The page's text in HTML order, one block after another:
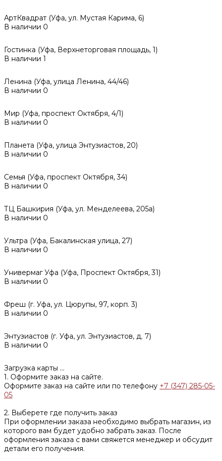
АртКвадрат (Уфа, ул. Мустая Карима, 6)
В наличии 0
Гостинка (Уфа, Верхнеторговая площадь, 1)
В наличии 1
Ленина (Уфа, улица Ленина, 44/46)
В наличии 0
Мир (Уфа, проспект Октября, 4/1)
В наличии 0
Планета (Уфа, улица Энтузиастов, 20)
В наличии 0
Семья (Уфа, проспект Октября, 34)
В наличии 0
ТЦ Башкирия (Уфа, ул. Менделеева, 205а)
В наличии 0
Ультра (Уфа, Бакалинская улица, 27)
В наличии 0
Универмаг Уфа (Уфа, Проспект Октября, 31)
В наличии 0
Фреш (г‌. Уфа, ул. Цюрупы, 97, корп. 3)
В наличии 0
Энтузиастов (г. Уфа, ул. Энтузиастов, д. 7)
В наличии 0
Загрузка карты ...
1. Оформите заказ на сайте.
Оформите заказ на сайте или по телефону +7 (347) 285-05-
05
2. Выберете где получить заказ
При оформлении заказа необходимо выбрать магазин, из
которого вам будет удобно забрать заказ. После
оформления заказа с вами свяжется менеджер и обсудит
детали его получения.